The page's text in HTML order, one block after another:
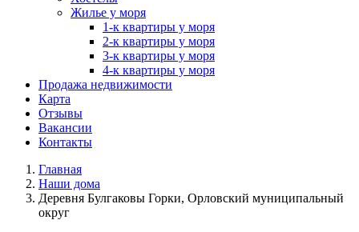
Жилье у моря
1-к квартиры у моря
2-к квартиры у моря
3-к квартиры у моря
4-к квартиры у моря
Продажа недвижимости
Карта
Отзывы
Вакансии
Контакты
Главная
Наши дома
Деревня Булгаковы Горки, Орловский муниципальный
округ